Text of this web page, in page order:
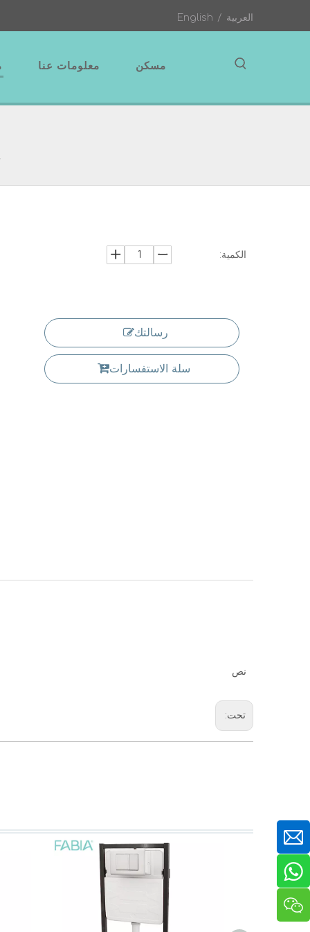
العربية /
English
مسكن معلومات عنا
الكمية:
رسالتك
سلة الاستفسارات
نص
تحت: